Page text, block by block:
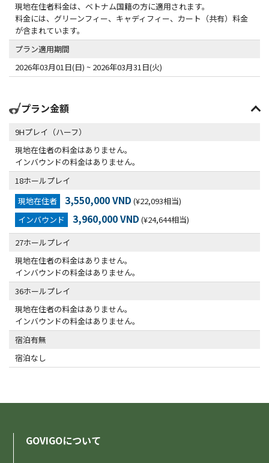
現地在住者料金は、ベトナム国籍の方に適用されます。
料金には、グリーンフィー、キャディフィー、カート（共有）料金
が含まれています。
プラン適用期間
2026年03月01日(日) ~ 2026年03月31日(火)
プラン金額
9Hプレイ（ハーフ）
現地在住者の料金はありません。
インバウンドの料金はありません。
18ホールプレイ
現地在住者
3,550,000 VND (¥22,093相当)
インバウンド
3,960,000 VND (¥24,644相当)
27ホールプレイ
現地在住者の料金はありません。
インバウンドの料金はありません。
36ホールプレイ
現地在住者の料金はありません。
インバウンドの料金はありません。
宿泊有無
宿泊なし
GOVIGOについて